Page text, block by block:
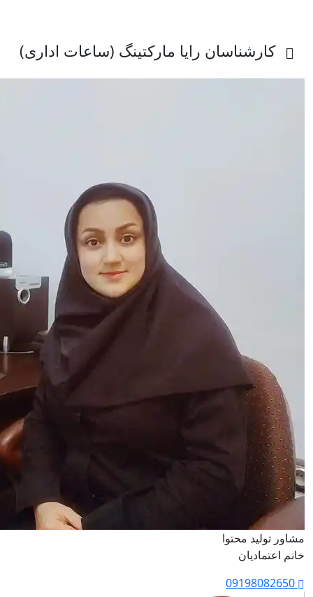
کارشناسان رایا مارکتینگ (ساعات اداری)
مشاور تولید محتوا
خانم اعتمادیان